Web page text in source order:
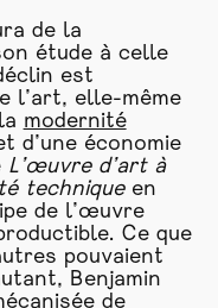
de la
étude à celle
est
l’art, elle-même
modernité
d’une économie
L’œuvre d’art à
techniqueen
de l’œuvre
Ce que
pouvaient
Benjamin
de